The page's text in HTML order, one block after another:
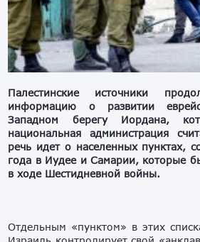
Палестинские источники
информацию о развитии
Западном берегу Иордана,
национальная администрация
речь идет о населенных пунктах,
года в Иудее и Самарии, которые
в ходе Шестидневной войны.
Отдельным «пунктом» в этих